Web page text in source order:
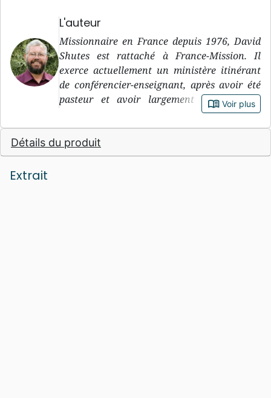
L'auteur
Missionnaire en France depuis 1976, David
Shutes est rattaché à France-Mission. Il
exerce actuellement un ministère itinérant
de conférencier-enseignant, après avoir été
pasteur et avoir largement participé au
travail parmi la jeunesse, tout en enseignant
à l’Institut Biblique de Genève.
book_open Voir plus
Détails du produit
Extrait